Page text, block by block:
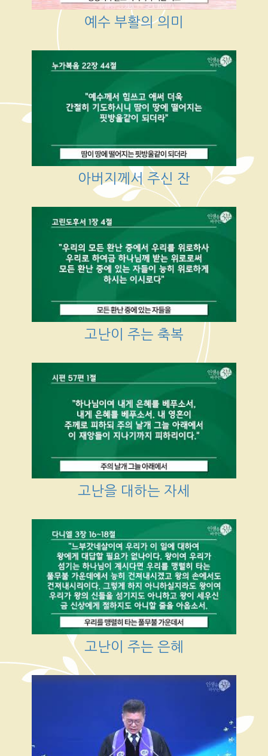
예수 부활의 의미
아버지께서 주신 잔
고난이 주는 축복
고난을 대하는 자세
고난이 주는 은혜